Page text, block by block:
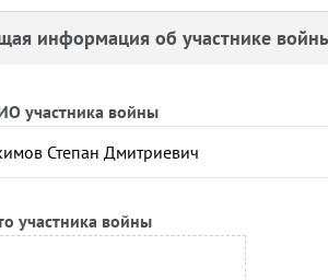
информация об участнике
участника войны
участника войны